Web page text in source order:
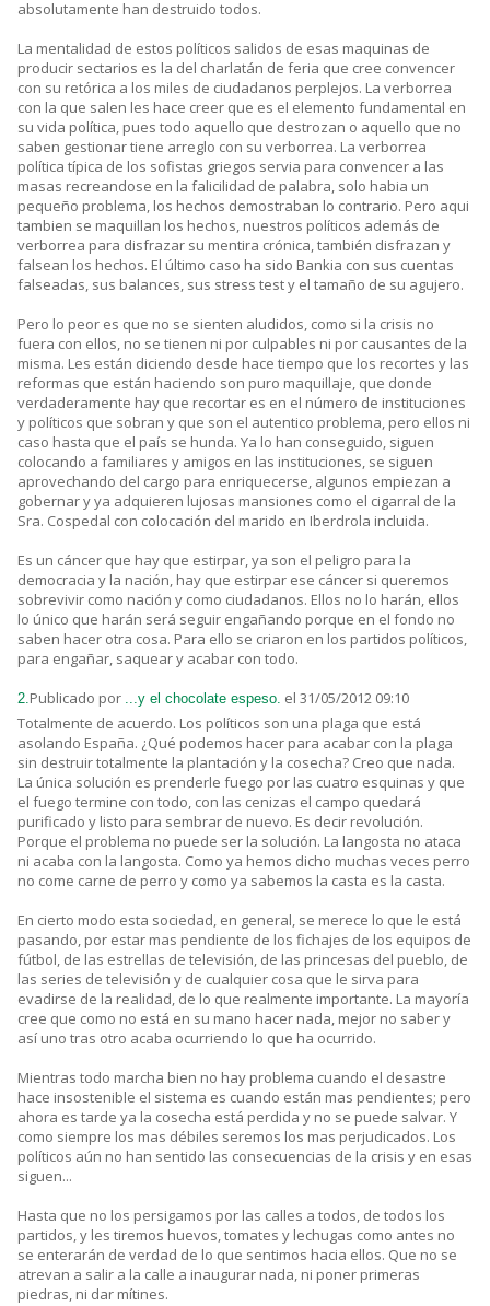
absolutamente han destruido todos.
La mentalidad de estos políticos salidos de esas maquinas de
producir sectarios es la del charlatán de feria que cree convencer
con su retórica a los miles de ciudadanos perplejos. La verborrea
con la que salen les hace creer que es el elemento fundamental en
su vida política, pues todo aquello que destrozan o aquello que no
saben gestionar tiene arreglo con su verborrea. La verborrea
política típica de los sofistas griegos servia para convencer a las
masas recreandose en la falicilidad de palabra, solo habia un
pequeño problema, los hechos demostraban lo contrario. Pero aqui
tambien se maquillan los hechos, nuestros políticos además de
verborrea para disfrazar su mentira crónica, también disfrazan y
falsean los hechos. El último caso ha sido Bankia con sus cuentas
falseadas, sus balances, sus stress test y el tamaño de su agujero.
Pero lo peor es que no se sienten aludidos, como si la crisis no
fuera con ellos, no se tienen ni por culpables ni por causantes de la
misma. Les están diciendo desde hace tiempo que los recortes y las
reformas que están haciendo son puro maquillaje, que donde
verdaderamente hay que recortar es en el número de instituciones
y políticos que sobran y que son el autentico problema, pero ellos ni
caso hasta que el país se hunda. Ya lo han conseguido, siguen
colocando a familiares y amigos en las instituciones, se siguen
aprovechando del cargo para enriquecerse, algunos empiezan a
gobernar y ya adquieren lujosas mansiones como el cigarral de la
Sra. Cospedal con colocación del marido en Iberdrola incluida.
Es un cáncer que hay que estirpar, ya son el peligro para la
democracia y la nación, hay que estirpar ese cáncer si queremos
sobrevivir como nación y como ciudadanos. Ellos no lo harán, ellos
lo único que harán será seguir engañando porque en el fondo no
saben hacer otra cosa. Para ello se criaron en los partidos políticos,
para engañar, saquear y acabar con todo.
2.Publicado por ...y el chocolate espeso. el 31/05/2012 09:10
Totalmente de acuerdo. Los políticos son una plaga que está
asolando España. ¿Qué podemos hacer para acabar con la plaga
sin destruir totalmente la plantación y la cosecha? Creo que nada.
La única solución es prenderle fuego por las cuatro esquinas y que
el fuego termine con todo, con las cenizas el campo quedará
purificado y listo para sembrar de nuevo. Es decir revolución.
Porque el problema no puede ser la solución. La langosta no ataca
ni acaba con la langosta. Como ya hemos dicho muchas veces perro
no come carne de perro y como ya sabemos la casta es la casta.
En cierto modo esta sociedad, en general, se merece lo que le está
pasando, por estar mas pendiente de los fichajes de los equipos de
fútbol, de las estrellas de televisión, de las princesas del pueblo, de
las series de televisión y de cualquier cosa que le sirva para
evadirse de la realidad, de lo que realmente importante. La mayoría
cree que como no está en su mano hacer nada, mejor no saber y
así uno tras otro acaba ocurriendo lo que ha ocurrido.
Mientras todo marcha bien no hay problema cuando el desastre
hace insostenible el sistema es cuando están mas pendientes; pero
ahora es tarde ya la cosecha está perdida y no se puede salvar. Y
como siempre los mas débiles seremos los mas perjudicados. Los
políticos aún no han sentido las consecuencias de la crisis y en esas
siguen...
Hasta que no los persigamos por las calles a todos, de todos los
partidos, y les tiremos huevos, tomates y lechugas como antes no
se enterarán de verdad de lo que sentimos hacia ellos. Que no se
atrevan a salir a la calle a inaugurar nada, ni poner primeras
piedras, ni dar mítines.